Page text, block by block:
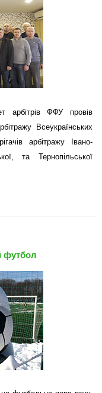
арбітрів ФФУ провів
Всеукраїнських
арбітражу Івано-
та Тернопільської
футбол